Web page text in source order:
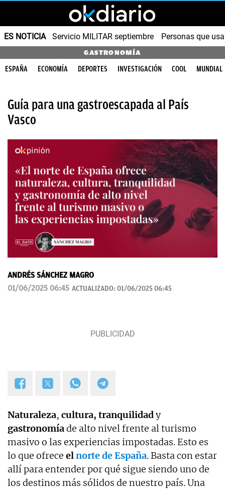
ES NOTICIA Servicio MILITAR septiembre Personas que
GASTRONOMÍA
ESPAÑA ECONOMÍA DEPORTES INVESTIGACIÓN COOL MUNDIAL
Guía para una gastroescapada al País
Vasco
ANDRÉS SÁNCHEZ MAGRO
01/06/2025 06:45 ACTUALIZADO: 01/06/2025 06:45
Naturaleza, cultura, tranquilidady
gastronomíade alto nivel frente al turismo
masivo o las experiencias impostadas. Esto es
lo que ofrece elnorte de España. Basta con estar
allí para entender por qué sigue siendo uno de
los destinos más sólidos de nuestro país. Una